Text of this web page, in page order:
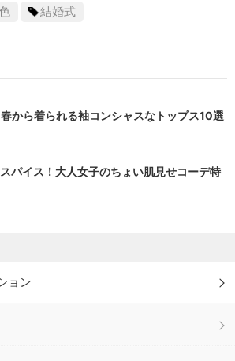
結婚式
から着られる袖コンシャスなトップス10選
パイス！大人女子のちょい肌見せコーデ特
ョン